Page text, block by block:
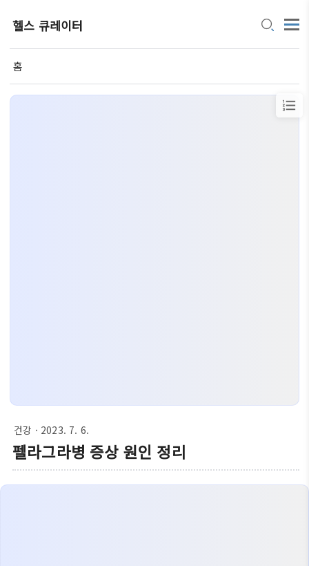
헬스 큐레이터
홈
건강 · 2023. 7. 6.
펠라그라병 증상 원인 정리